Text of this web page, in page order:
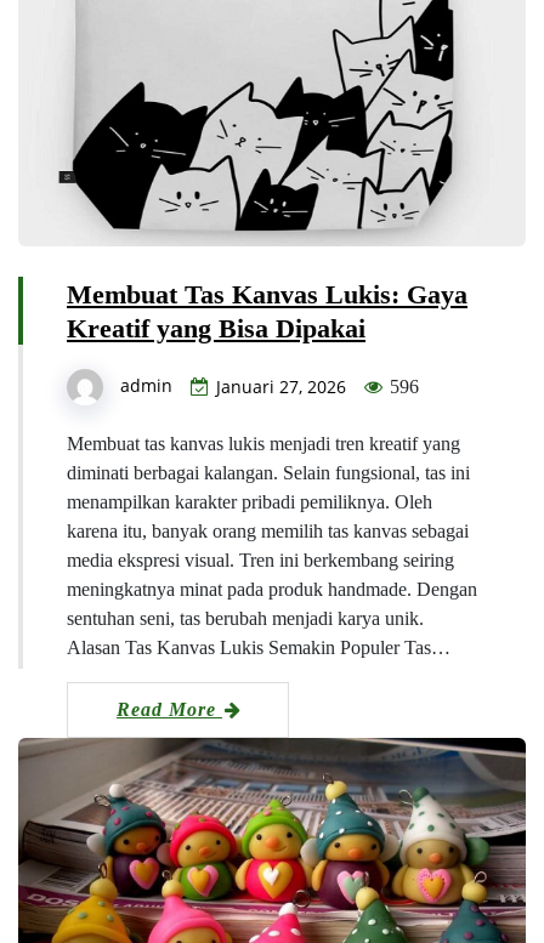
Membuat Tas Kanvas Lukis: Gaya
Kreatif yang Bisa Dipakai
admin Januari 27, 2026 596
Membuat tas kanvas lukis menjadi tren kreatif yang
diminati berbagai kalangan. Selain fungsional, tas ini
menampilkan karakter pribadi pemiliknya. Oleh
karena itu, banyak orang memilih tas kanvas sebagai
media ekspresi visual. Tren ini berkembang seiring
meningkatnya minat pada produk handmade. Dengan
sentuhan seni, tas berubah menjadi karya unik.
Alasan Tas Kanvas Lukis Semakin Populer Tas…
Read More